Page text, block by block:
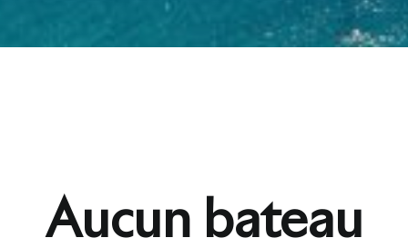
Aucun bateau